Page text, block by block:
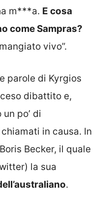
m***a. E cosa
come Sampras?
vivo”.
parole di Kyrgios
dibattito e,
po’ di
in causa. In
Becker, il quale
la sua
.